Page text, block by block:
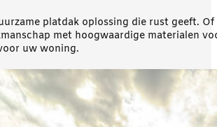
platdak oplossing die rust geeft.
met hoogwaardige materialen
uw woning.